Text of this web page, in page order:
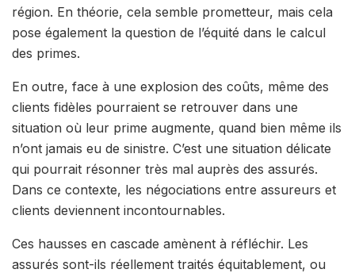
région. En théorie, cela semble prometteur, mais cela
pose également la question de l’équité dans le calcul
des primes.
En outre, face à une explosion des coûts, même des
clients fidèles pourraient se retrouver dans une
situation où leur prime augmente, quand bien même ils
n’ont jamais eu de sinistre. C’est une situation délicate
qui pourrait résonner très mal auprès des assurés.
Dans ce contexte, les négociations entre assureurs et
clients deviennent incontournables.
Ces hausses en cascade amènent à réfléchir. Les
assurés sont-ils réellement traités équitablement, ou